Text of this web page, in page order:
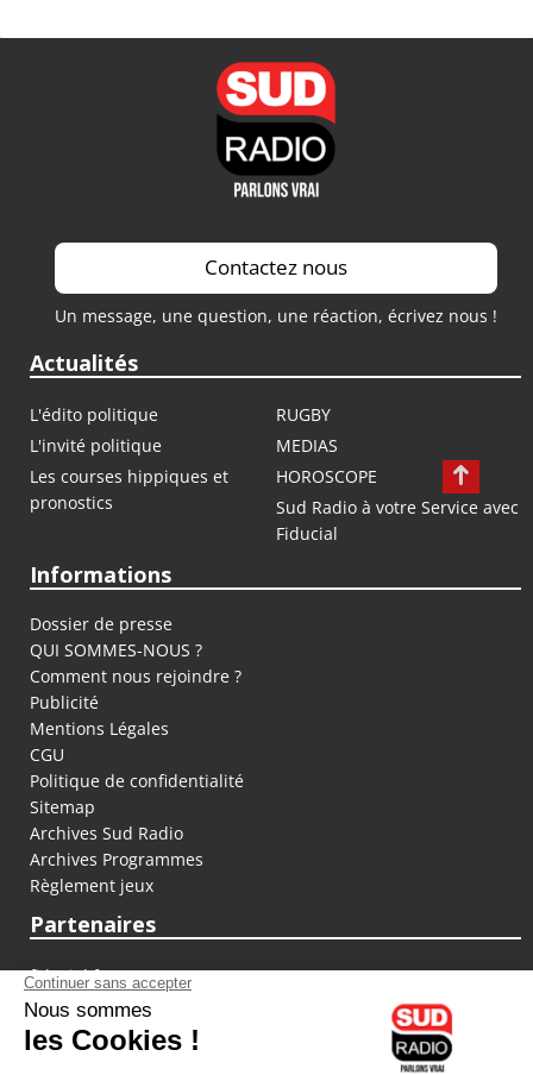
Contactez nous
Un message, une question, une réaction, écrivez nous !
Actualités
L'édito politique
RUGBY
L'invité politique
MEDIAS
Les courses hippiques et
pronostics
HOROSCOPE
Sud Radio à votre Service avec
Fiducial
Informations
Dossier de presse
QUI SOMMES-NOUS ?
Comment nous rejoindre ?
Publicité
Mentions Légales
CGU
Politique de confidentialité
Sitemap
Archives Sud Radio
Archives Programmes
Règlement jeux
Partenaires
fiducial.fr
lyoncapitale.fr
olympique-et-lyonnais.com